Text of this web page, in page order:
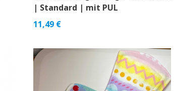
| Standard | mit PUL
11,49 €